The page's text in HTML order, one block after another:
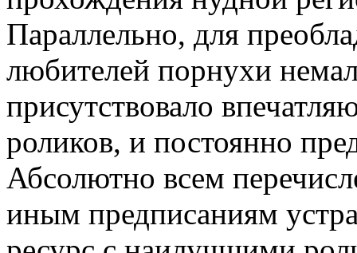
Параллельно, для
любителей порнухи
присутствовало
роликов, и постоянно
Абсолютно всем
иным предписаниям